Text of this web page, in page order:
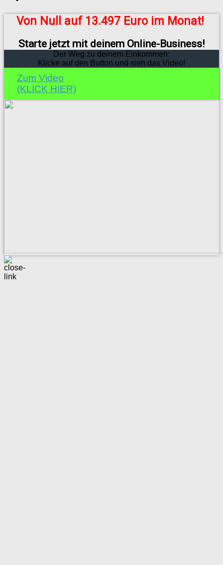
Von Null auf 13.497 Euro im Monat!
Starte jetzt mit deinem Online-Business!
Der Weg zu deinem Einkommen:
Klicke auf den Button und sieh das Video!
Zum Video
(KLICK HIER)